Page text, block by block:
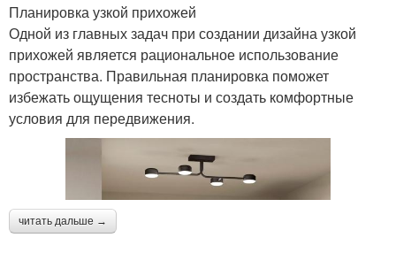
Планировка узкой прихожей
Одной из главных задач при создании дизайна узкой
прихожей является рациональное использование
пространства. Правильная планировка поможет
избежать ощущения тесноты и создать комфортные
условия для передвижения.
читать дальше →